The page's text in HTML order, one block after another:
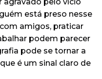
agravado pelo vício
está preso nesse
amigos, praticar
podem parecer
pode se tornar a
é um sinal claro de